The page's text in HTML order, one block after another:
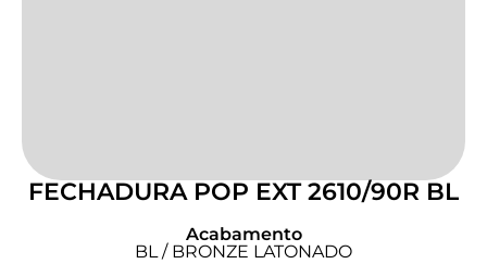
FECHADURA POP EXT 2610/90R BL
Acabamento
BL / BRONZE LATONADO